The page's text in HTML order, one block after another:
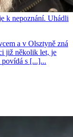
k nepoznání. Uhádli
a v Olsztyně zná
již několik let, je
s [...]...